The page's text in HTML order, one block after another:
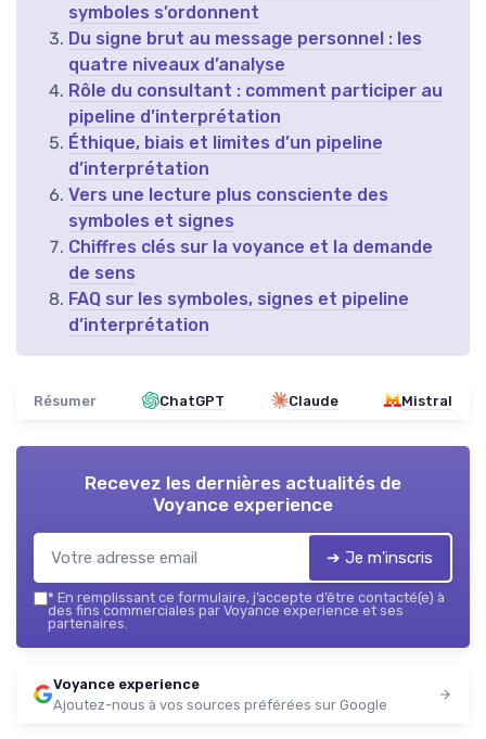
symboles s’ordonnent
Du signe brut au message personnel : les
quatre niveaux d’analyse
Rôle du consultant : comment participer au
pipeline d’interprétation
Éthique, biais et limites d’un pipeline
d’interprétation
Vers une lecture plus consciente des
symboles et signes
Chiffres clés sur la voyance et la demande
de sens
FAQ sur les symboles, signes et pipeline
d’interprétation
Résumer ChatGPT Claude Mistral
Recevez les dernières actualités de
Voyance experience
➔ Je m'inscris
* En remplissant ce formulaire, j’accepte d’être contacté(e) à
des fins commerciales par Voyance experience et ses
partenaires.
Voyance experience
Ajoutez-nous à vos sources préférées sur Google